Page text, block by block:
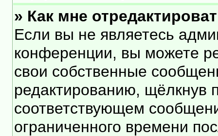
» Как мне
Если вы не являетесь
конференции, вы можете
свои собственные
редактированию, щёлкнув
соответствующем
ограниченного времени